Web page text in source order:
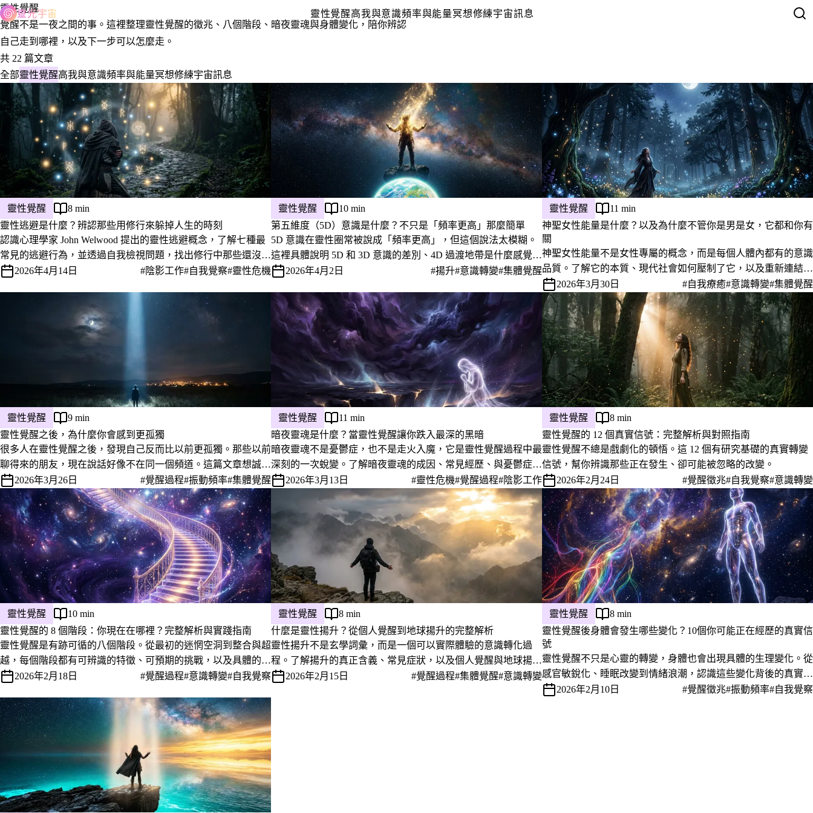
靈光宇宙 靈性覺醒高我與意識頻率與能量冥想修練宇宙訊息
靈性覺醒
覺醒不是一夜之間的事。這裡整理靈性覺醒的徵兆、八個階段、暗夜靈魂與身體變化，陪你辨認
自己走到哪裡，以及下一步可以怎麼走。
共 22 篇文章
全部靈性覺醒高我與意識頻率與能量冥想修練宇宙訊息
靈性覺醒
8 min
靈性逃避是什麼？辨認那些用修行來躲掉人生的時刻
認識心理學家 John Welwood 提出的靈性逃避概念，了解七種最
常見的逃避行為，並透過自我檢視問題，找出修行中那些還沒被
真正整合的課題。
2026年4月14日 #陰影工作#自我覺察#靈性危機
靈性覺醒
10 min
第五維度（5D）意識是什麼？不只是「頻率更高」那麼簡單
5D 意識在靈性圈常被說成「頻率更高」，但這個說法太模糊。
這裡具體說明 5D 和 3D 意識的差別、4D 過渡地帶是什麼感覺，
以及為什麼進入 5D 的過程往往比想像的更不舒服。
2026年4月2日 #揚升#意識轉變#集體覺醒
靈性覺醒
11 min
神聖女性能量是什麼？以及為什麼不管你是男是女，它都和你有
關
神聖女性能量不是女性專屬的概念，而是每個人體內都有的意識
品質。了解它的本質、現代社會如何壓制了它，以及重新連結的
具體方法。
2026年3月30日 #自我療癒#意識轉變#集體覺醒
靈性覺醒
9 min
靈性覺醒之後，為什麼你會感到更孤獨
很多人在靈性覺醒之後，發現自己反而比以前更孤獨。那些以前
聊得來的朋友，現在說話好像不在同一個頻道。這篇文章想誠實
地談這件事。
2026年3月26日 #覺醒過程#振動頻率#集體覺醒
靈性覺醒
11 min
暗夜靈魂是什麼？當靈性覺醒讓你跌入最深的黑暗
暗夜靈魂不是憂鬱症，也不是走火入魔，它是靈性覺醒過程中最
深刻的一次蛻變。了解暗夜靈魂的成因、常見經歷、與憂鬱症的
差異，以及如何走過這段黑暗。
2026年3月13日 #靈性危機#覺醒過程#陰影工作
靈性覺醒
8 min
靈性覺醒的 12 個真實信號：完整解析與對照指南
靈性覺醒不總是戲劇化的頓悟。這 12 個有研究基礎的真實轉變
信號，幫你辨識那些正在發生、卻可能被忽略的改變。
2026年2月24日
#覺醒徵兆#自我覺察#意識轉變
靈性覺醒
10 min
靈性覺醒的 8 個階段：你現在在哪裡？完整解析與實踐指南
靈性覺醒是有跡可循的八個階段。從最初的迷惘空洞到整合與超
越，每個階段都有可辨識的特徵、可預期的挑戰，以及具體的前
進方法。
2026年2月18日 #覺醒過程#意識轉變#自我覺察
靈性覺醒
8 min
什麼是靈性揚升？從個人覺醒到地球揚升的完整解析
靈性揚升不是玄學詞彙，而是一個可以實際體驗的意識轉化過
程。了解揚升的真正含義、常見症狀，以及個人覺醒與地球揚升
之間的關係。
2026年2月15日 #覺醒過程#集體覺醒#意識轉變
靈性覺醒
8 min
靈性覺醒後身體會發生哪些變化？10個你可能正在經歷的真實信
號
靈性覺醒不只是心靈的轉變，身體也會出現具體的生理變化。從
感官敏銳化、睡眠改變到情緒浪潮，認識這些變化背後的真實意
義。2026年2月10日 #覺醒徵兆#振動頻率#自我覺察